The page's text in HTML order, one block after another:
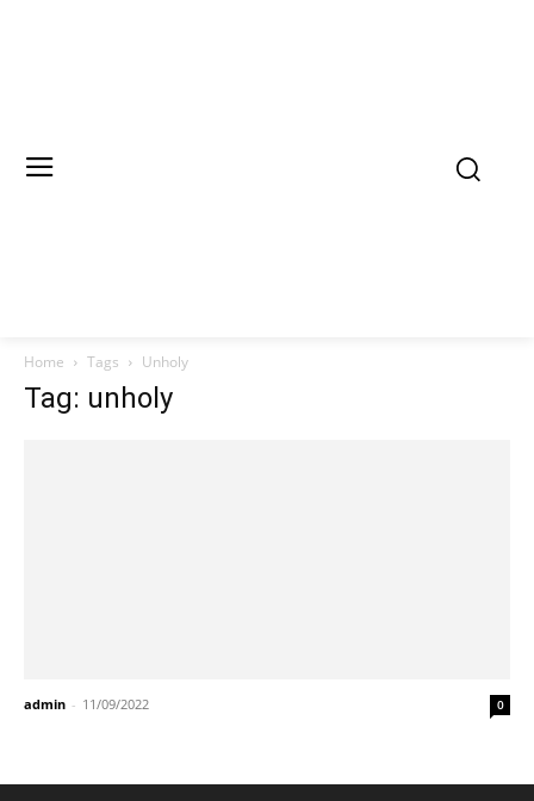
Home Tags Unholy
Tag: unholy
admin - 11/09/2022 0